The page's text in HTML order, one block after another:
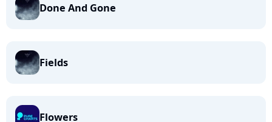
Done And Gone
Fields
Flowers